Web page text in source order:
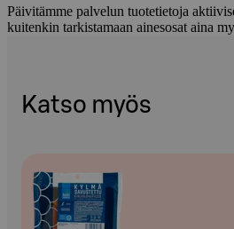
Päivitämme palvelun tuotetietoja
kuitenkin tarkistamaan ainesosat aina
Katso myös